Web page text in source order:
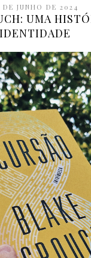
DE JUNHO DE 2024
UMA
IDENTIDADE